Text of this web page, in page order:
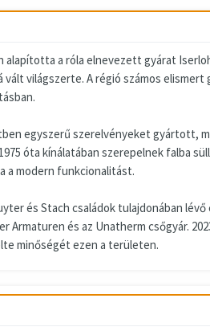
alapította a róla elnevezett gyárat
vált világszerte. A régió számos
egyszerű szerelvényeket gyártott,
óta kínálatában szerepelnek falba
a modern funkcionalitást.
és Stach családok tulajdonában
Armaturen és az Unatherm csőgyár.
minőségét ezen a területen.